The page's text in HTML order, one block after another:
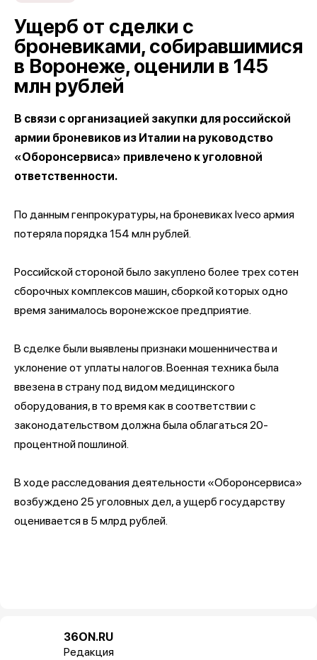
Ущерб от сделки с
броневиками, собиравшимися
в Воронеже, оценили в 145
млн рублей
В связи с организацией закупки для российской
армии броневиков из Италии на руководство
«Оборонсервиса» привлечено к уголовной
ответственности.
По данным генпрокуратуры, на броневиках Iveco армия
потеряла порядка 154 млн рублей.
Российской стороной было закуплено более трех сотен
сборочных комплексов машин, сборкой которых одно
время занималось воронежское предприятие.
В сделке были выявлены признаки мошенничества и
уклонение от уплаты налогов. Военная техника была
ввезена в страну под видом медицинского
оборудования, в то время как в соответствии с
законодательством должна была облагаться 20-
процентной пошлиной.
В ходе расследования деятельности «Оборонсервиса»
возбуждено 25 уголовных дел, а ущерб государству
оценивается в 5 млрд рублей.
36ON.RU
Редакция